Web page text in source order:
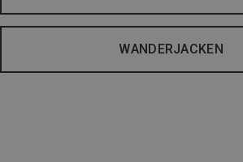
WANDERJACKEN